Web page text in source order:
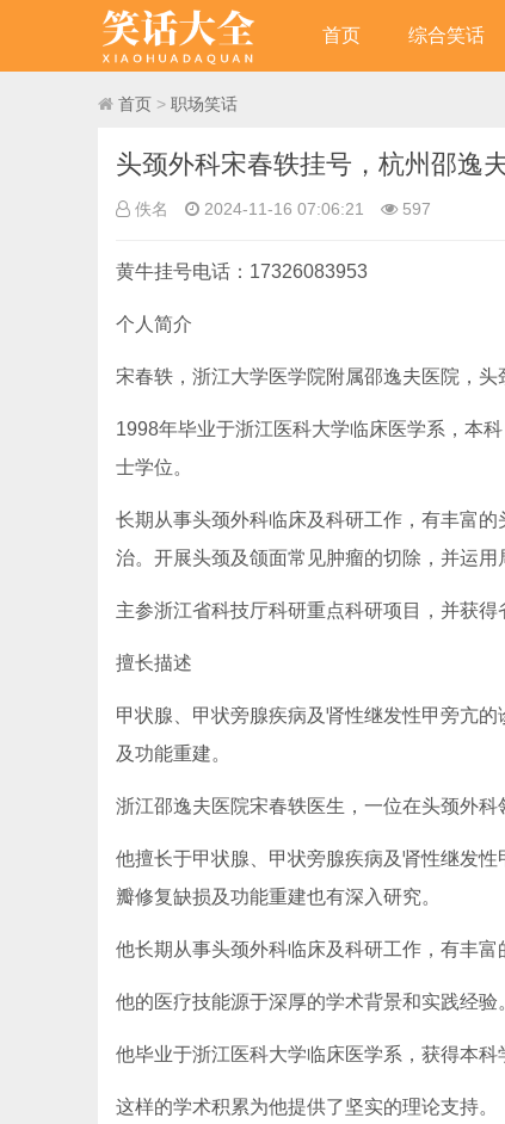
首页 综合笑话
首页 > 职场笑话
头颈外科宋春轶挂号，杭州邵逸
佚名 2024-11-16 07:06:21 597
黄牛挂号电话：17326083953
个人简介
宋春轶，浙江大学医学院附属邵逸夫医院，头
1998年毕业于浙江医科大学临床医学系，本
士学位。
长期从事头颈外科临床及科研工作，有丰富
治。开展头颈及颌面常见肿瘤的切除，并运用
主参浙江省科技厅科研重点科研项目，并获得
擅长描述
甲状腺、甲状旁腺疾病及肾性继发性甲旁亢
及功能重建。
浙江邵逸夫医院宋春轶医生，一位在头颈外科
他擅长于甲状腺、甲状旁腺疾病及肾性继发
瓣修复缺损及功能重建也有深入研究。
他长期从事头颈外科临床及科研工作，有丰富
他的医疗技能源于深厚的学术背景和实践经验
他毕业于浙江医科大学临床医学系，获得本
这样的学术积累为他提供了坚实的理论支持。